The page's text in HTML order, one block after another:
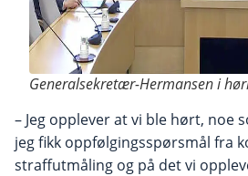
Generalsekretær-Hermansen i
– Jeg opplever at vi ble hørt, noe
jeg fikk oppfølgingsspørsmål fra
straffutmåling og på det vi